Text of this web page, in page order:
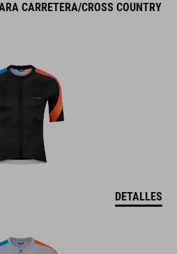
CARRETERA/CROSS COUNTRY
DETALLES